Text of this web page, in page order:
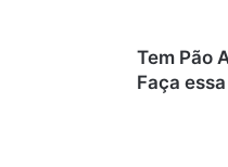
Tem Pão
Faça